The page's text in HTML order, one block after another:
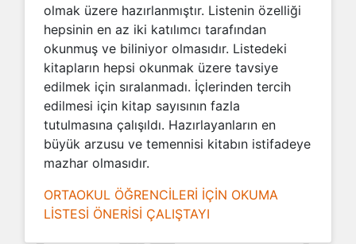
olmak üzere hazırlanmıştır. Listenin özelliği
hepsinin en az iki katılımcı tarafından
okunmuş ve biliniyor olmasıdır. Listedeki
kitapların hepsi okunmak üzere tavsiye
edilmek için sıralanmadı. İçlerinden tercih
edilmesi için kitap sayısının fazla
tutulmasına çalışıldı. Hazırlayanların en
büyük arzusu ve temennisi kitabın istifadeye
mazhar olmasıdır.
ORTAOKUL ÖĞRENCİLERİ İÇİN OKUMA
LİSTESİ ÖNERİSİ ÇALIŞTAYI